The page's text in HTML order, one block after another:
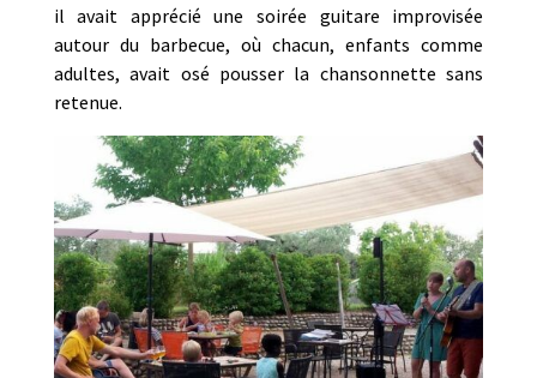
il avait apprécié une soirée guitare improvisée
autour du barbecue, où chacun, enfants comme
adultes, avait osé pousser la chansonnette sans
retenue.